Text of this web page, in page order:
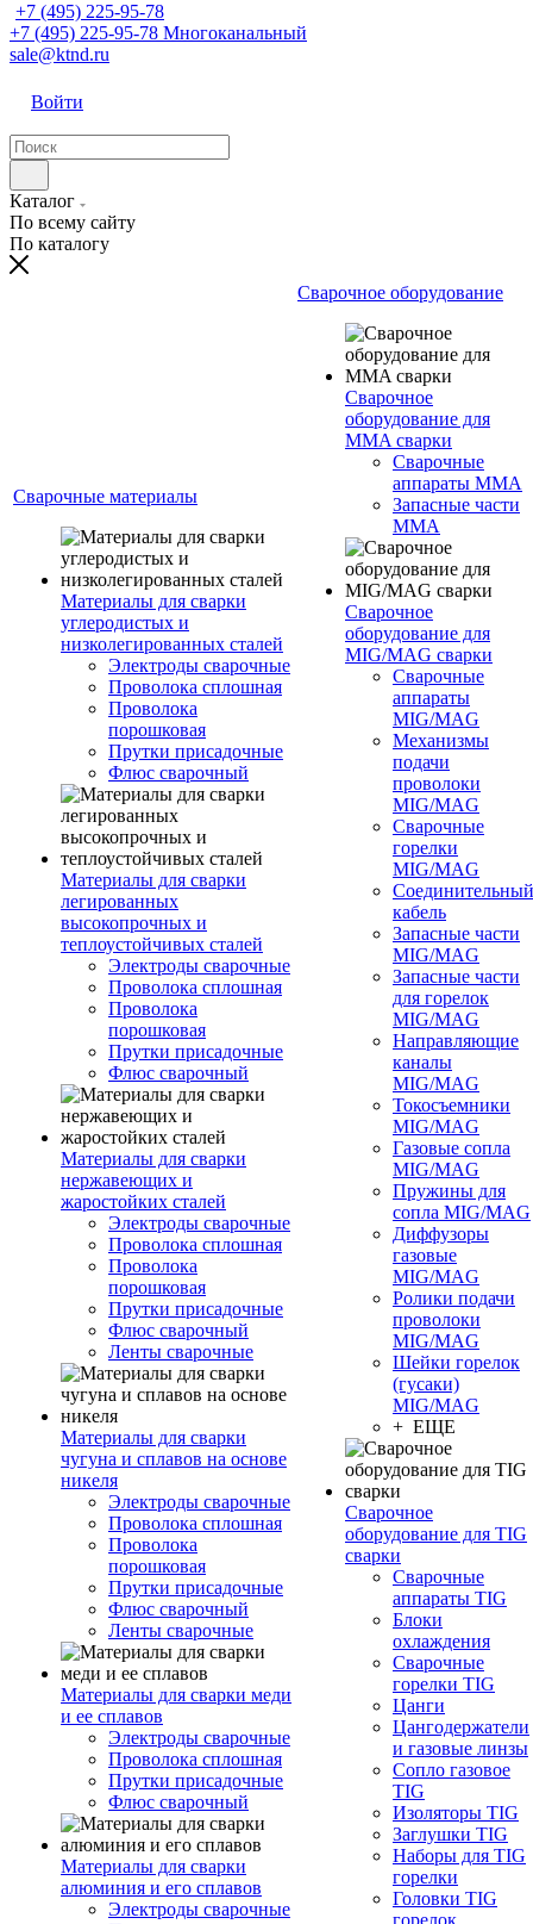
+7 (495) 225-95-78
+7 (495) 225-95-78 Многоканальный
sale@ktnd.ru
Войти
Каталог
По всему сайту
По каталогу
Сварочные материалы
Материалы для сварки
углеродистых и
низколегированных сталей
Электроды сварочные
Проволока сплошная
Проволока
порошковая
Прутки присадочные
Флюс сварочный
Материалы для сварки
легированных
высокопрочных и
теплоустойчивых сталей
Электроды сварочные
Проволока сплошная
Проволока
порошковая
Прутки присадочные
Флюс сварочный
Материалы для сварки
нержавеющих и
жаростойких сталей
Электроды сварочные
Проволока сплошная
Проволока
порошковая
Прутки присадочные
Флюс сварочный
Ленты сварочные
Материалы для сварки
чугуна и сплавов на основе
никеля
Электроды сварочные
Проволока сплошная
Проволока
порошковая
Прутки присадочные
Флюс сварочный
Ленты сварочные
Материалы для сварки меди
и ее сплавов
Электроды сварочные
Проволока сплошная
Прутки присадочные
Флюс сварочный
Материалы для сварки
алюминия и его сплавов
Электроды сварочные
Сварочное оборудование
Сварочное
оборудование для
MMA сварки
Сварочные
аппараты MMA
Запасные части
MMA
Сварочное
оборудование для
MIG/MAG сварки
Сварочные
аппараты
MIG/MAG
Механизмы
подачи
проволоки
MIG/MAG
Сварочные
горелки
MIG/MAG
Соединительный
кабель
Запасные части
MIG/MAG
Запасные части
для горелок
MIG/MAG
Направляющие
каналы
MIG/MAG
Токосъемники
MIG/MAG
Газовые сопла
MIG/MAG
Пружины для
сопла MIG/MAG
Диффузоры
газовые
MIG/MAG
Ролики подачи
проволоки
MIG/MAG
Шейки горелок
(гусаки)
MIG/MAG
+ ЕЩЕ
Сварочное
оборудование для TIG
сварки
Сварочные
аппараты TIG
Блоки
охлаждения
Сварочные
горелки TIG
Цанги
Цангодержатели
и газовые линзы
Сопло газовое
TIG
Изоляторы TIG
Заглушки TIG
Наборы для TIG
горелки
Головки TIG
горелок